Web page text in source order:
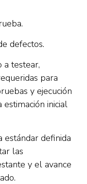
defectos.
a testear,
para
y ejecución
inicial
estándar definida
las
y el avance